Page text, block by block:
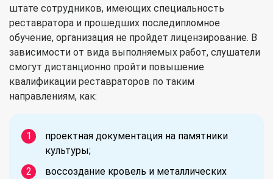
штате сотрудников, имеющих специальность
реставратора и прошедших последипломное
обучение, организация не пройдет лицензирование. В
зависимости от вида выполняемых работ, слушатели
смогут дистанционно пройти повышение
квалификации реставраторов по таким
направлениям, как:
проектная документация на памятники
культуры;
воссоздание кровель и металлических